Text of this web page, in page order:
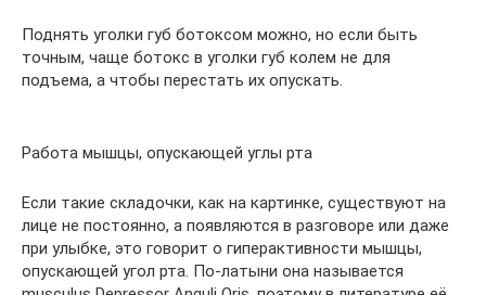
Поднять уголки губ ботоксом можно, но если быть
точным, чаще ботокс в уголки губ колем не для
подъема, а чтобы перестать их опускать.
Работа мышцы, опускающей углы рта
Если такие складочки, как на картинке, существуют на
лице не постоянно, а появляются в разговоре или даже
при улыбке, это говорит о гиперактивности мышцы,
опускающей угол рта. По-латыни она называется